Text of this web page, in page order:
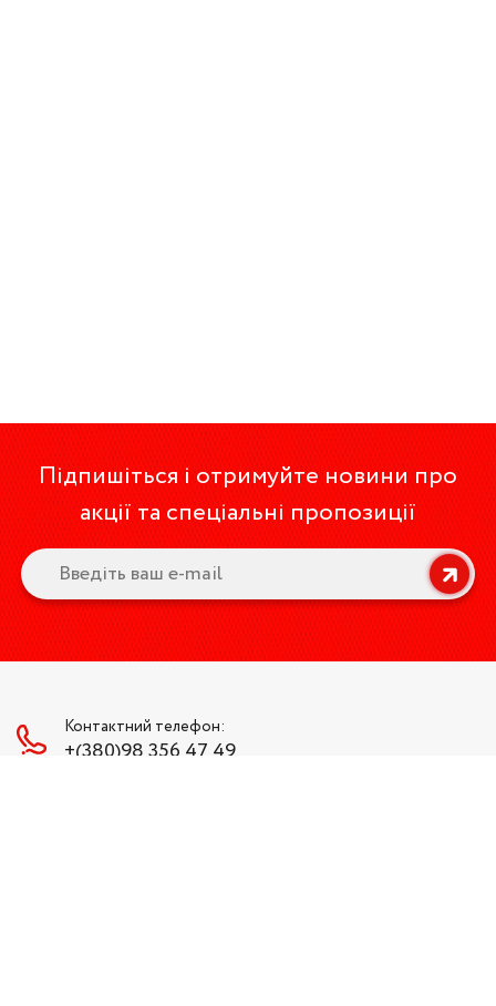
Підпишіться і отримуйте новини про
акції та спеціальні пропозиції
Контактний телефон:
+(380)98 356 47 49